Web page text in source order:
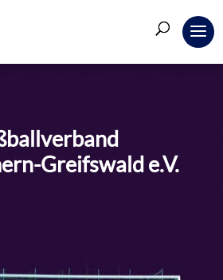
Greifswald e.V.